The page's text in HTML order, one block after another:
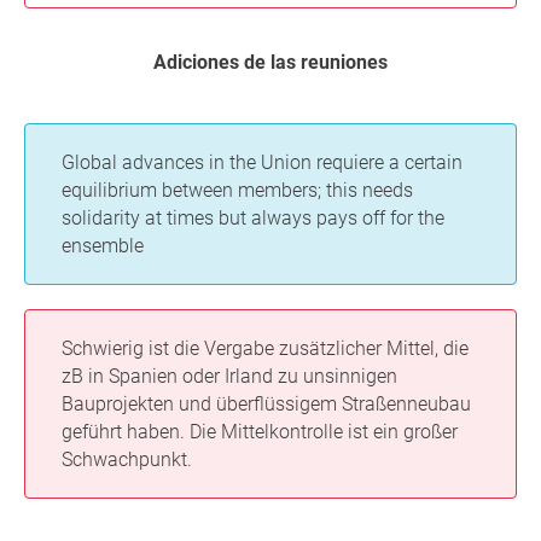
Adiciones de las reuniones
Global advances in the Union requiere a certain
equilibrium between members; this needs
solidarity at times but always pays off for the
ensemble
Schwierig ist die Vergabe zusätzlicher Mittel, die
zB in Spanien oder Irland zu unsinnigen
Bauprojekten und überflüssigem Straßenneubau
geführt haben. Die Mittelkontrolle ist ein großer
Schwachpunkt.